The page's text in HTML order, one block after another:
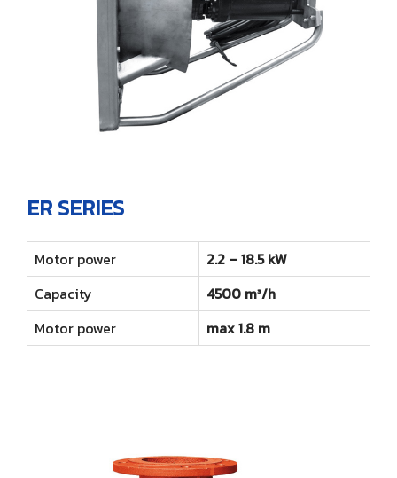
ER SERIES
Motor power
2.2 – 18.5 kW
Capacity
4500 m³/h
Motor power
max 1.8 m